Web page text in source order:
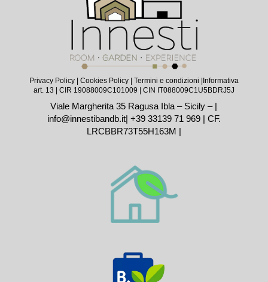
Privacy Policy| Cookies Policy| Termini e condizioni |Informativa
art. 13 | CIR 19088009C101009 | CIN IT088009C1U5BDRJ5J
Viale Margherita 35 Ragusa Ibla – Sicily – |
info@innestibandb.it| +39 33139 71 969| CF.
LRCBBR73T55H163M |